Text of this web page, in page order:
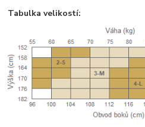
Tabulka velikostí: